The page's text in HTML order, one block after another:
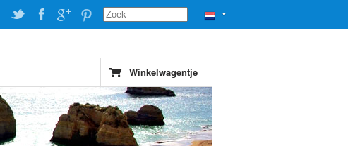
▼
Winkelwagentje